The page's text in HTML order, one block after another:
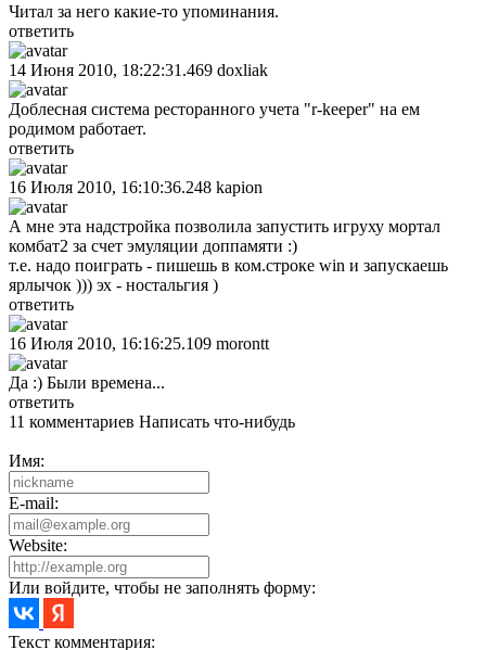
Читал за него какие-то упоминания.
ответить
14 Июня 2010, 18:22:31.469 doxliak
Доблесная система ресторанного учета "r-keeper" на ем
родимом работает.
ответить
16 Июля 2010, 16:10:36.248 kapion
А мне эта надстройка позволила запустить игруху мортал
комбат2 за счет эмуляции доппамяти :)
т.е. надо поиграть - пишешь в ком.строке win и запускаешь
ярлычок ))) эх - ностальгия )
ответить
16 Июля 2010, 16:16:25.109 morontt
Да :) Были времена...
ответить
11 комментариев Написать что-нибудь
Имя:
E-mail:
Website:
Или войдите, чтобы не заполнять форму:
Текст комментария: